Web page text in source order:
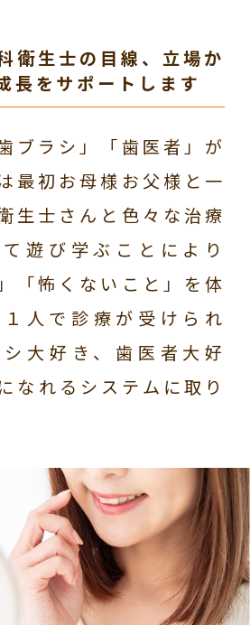
衛生士の目線、立場か
長をサポートします
ブラシ」「歯医者」が
最初お母様お父様と一
生士さんと色々な治療
遊び学ぶことにより
「怖くないこと」を体
人で診療が受けられ
大好き、歯医者大好
なれるシステムに取り